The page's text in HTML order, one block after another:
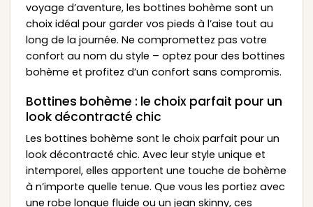
voyage d’aventure, les bottines bohème sont un
choix idéal pour garder vos pieds à l’aise tout au
long de la journée. Ne compromettez pas votre
confort au nom du style – optez pour des bottines
bohème et profitez d’un confort sans compromis.
Bottines bohème : le choix parfait pour un
look décontracté chic
Les bottines bohème sont le choix parfait pour un
look décontracté chic. Avec leur style unique et
intemporel, elles apportent une touche de bohème
à n’importe quelle tenue. Que vous les portiez avec
une robe longue fluide ou un jean skinny, ces